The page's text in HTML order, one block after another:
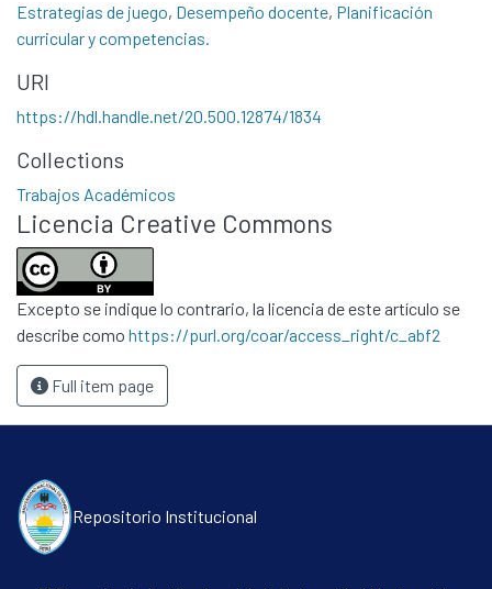
Communities & Collections
All of DSpace
Statistics
Contacto
Políticas
Estrategias de juego, Desempeño docente, Planificación
curricular y competencias.
URI
https://hdl.handle.net/20.500.12874/1834
Collections
Trabajos Académicos
Licencia Creative Commons
Excepto se indique lo contrario, la licencia de este artículo se
describe como https://purl.org/coar/access_right/c_abf2
Full item page
Repositorio Institucional